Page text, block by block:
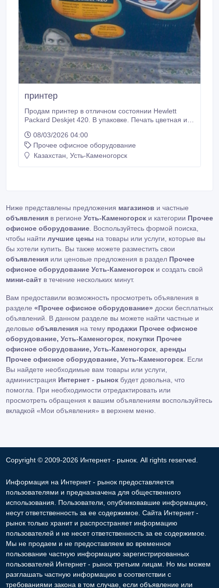
принтер
Продам принтер в отличном состоянии Hewlett
Packard Deskjet 420. В упаковке. Печать цветная и
08/03/2026 04:00
Прочее офисное оборудование
Казахстан, Усть-Каменогорск
Ниже представлены предложения магазинов и частные
объявления в регионе Усть-Каменогорск и категории Прочее
офисное оборудование . Воспользуйтесь формой поиска,
чтобы найти лучшие цены на товары или услуги, которые вы
бы хотели купить. Вы также можете разместить свои
объявления или ценовые предложения в раздел Прочее
офисное оборудование Усть-Каменогорск и создать свой
мини-сайт в течение нескольких минут.
Вам предоставили возможность просмотреть объявления в
разделе «Прочее офисное оборудование» доски бесплатных
объявлений. В данном разделе вы можете найти частные и
деловые объявления на тему продажи Прочее офисное
оборудование, Усть-Каменогорск покупки Прочее
офисное оборудование, Усть-Каменогорск аренды
Прочее офисное оборудование, Усть-Каменогорск . Если
Вы найдете необходимые вам товары или услуги,
администрация Интернет - рынок будет довольна, что
помогла. При необходимости отредактировать или
просмотреть обращения к вашим объявлениям воспользуйтесь
вкладкой «Мои объявления» в верхнем меню.
Copyright © 2009-2026 Интернет - рынок. All rights reserved.
Информация на Интернет - рынок предоставляется
пользователями и предназначена для общественного
использования. Пользователи, опубликовавшие информацию,
несут ответственность за ее содержимое. Сайта Интернет -
рынок только хранит и распространяет информацию
пользователей и не несет ответственность за ее содержимое.
Мы не продаем и не предоставляем во временное
пользование частную информацию зарегистрированных
пользователей Интернет - рынок третьим лицам. Но мы можем
разглашать частную информацию в соответствии с
требованиями закона в том случае, если объявление или